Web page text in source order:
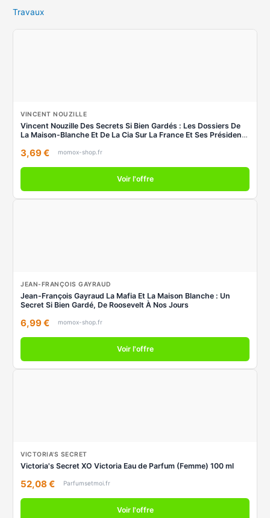
Travaux
VINCENT NOUZILLE
Vincent Nouzille Des Secrets Si Bien Gardés : Les Dossiers De
La Maison-Blanche Et De La Cia Sur La France Et Ses Présidents
3,69 € momox-shop.fr
Voir l'offre
JEAN-FRANÇOIS GAYRAUD
Jean-François Gayraud La Mafia Et La Maison Blanche : Un
Secret Si Bien Gardé, De Roosevelt À Nos Jours
6,99 € momox-shop.fr
Voir l'offre
VICTORIA'S SECRET
Victoria's Secret XO Victoria Eau de Parfum (Femme) 100 ml
52,08 € Parfumsetmoi.fr
Voir l'offre